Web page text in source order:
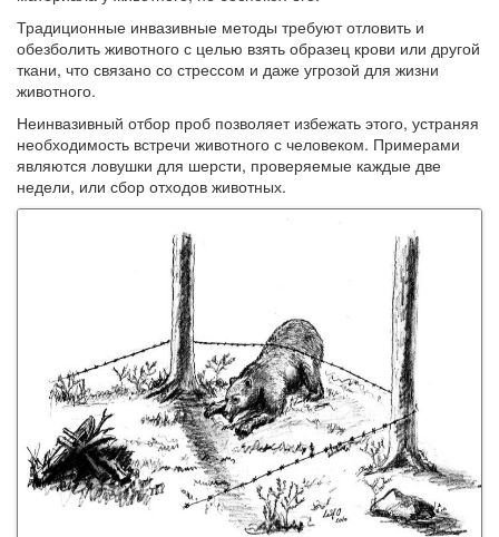
Традиционные инвазивные методы требуют отловить и
обезболить животного с целью взять образец крови или другой
ткани, что связано со стрессом и даже угрозой для жизни
животного.
Неинвазивный отбор проб позволяет избежать этого, устраняя
необходимость встречи животного с человеком. Примерами
являются ловушки для шерсти, проверяемые каждые две
недели, или сбор отходов животных.